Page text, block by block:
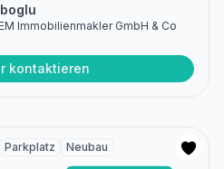
Immobilienmakler GmbH & Co
kontaktieren
Parkplatz Neubau